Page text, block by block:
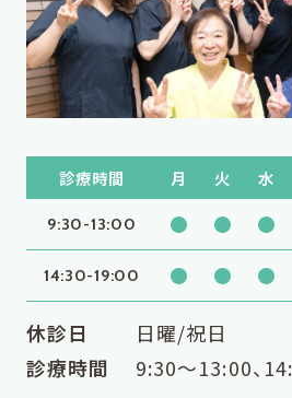
診療時間 月 火 水
9:30-13:00 ● ● ●
14:30-19:00 ● ● ●
休診日
日曜/祝日
診療時間
9:30〜13:00、